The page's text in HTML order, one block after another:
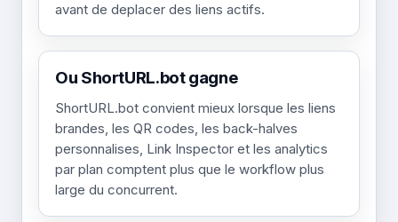
avant de deplacer des liens actifs.
Ou ShortURL.bot gagne
ShortURL.bot convient mieux lorsque les liens
brandes, les QR codes, les back-halves
personnalises, Link Inspector et les analytics
par plan comptent plus que le workflow plus
large du concurrent.